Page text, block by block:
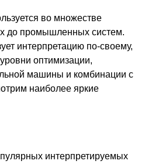
во множестве
до промышленных систем.
интерпретацию по-своему,
оптимизации,
машины и комбинации с
наиболее яркие
интерпретируемых